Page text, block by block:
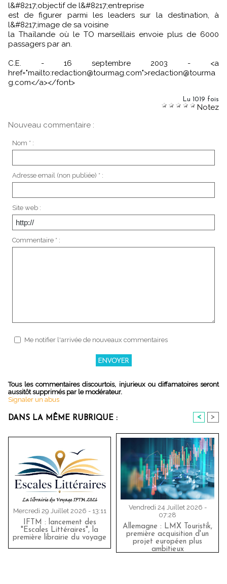
l&#8217;objectif de l&#8217;entreprise
est de figurer parmi les leaders sur la destination, à
l&#8217;image de sa voisine
la Thaïlande où le TO marseillais envoie plus de 6000
passagers par an.
C.E. - 16 septembre 2003 - <a
href="mailto:redaction@tourmag.com">redaction@tourma
g.com</a></font>
Lu 1019 fois
Notez
Nouveau commentaire :
Nom * :
Adresse email (non publiée) * :
Site web :
Commentaire * :
Me notifier l'arrivée de nouveaux commentaires
Tous les commentaires discourtois, injurieux ou diffamatoires seront
aussitôt supprimés par le modérateur.
Signaler un abus
DANS LA MÊME RUBRIQUE : < >
Mercredi 29 Juillet 2026 - 13:11
IFTM : lancement des
"Escales Littéraires", la
première librairie du voyage
Vendredi 24 Juillet 2026 -
07:28
Allemagne : LMX Touristik,
première acquisition d'un
projet européen plus
ambitieux